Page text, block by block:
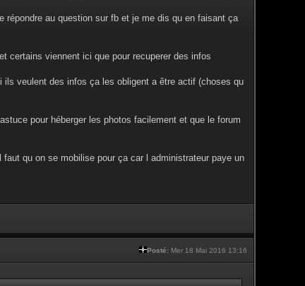
au question sur fb et je me dis qu en faisant ça
certains viennent ici que pour recuperer des infos
veulent des infos ça les obligent a être actif (choses qu
pour héberger les photos facilement et que le forum
qu on se mobilise pour ça car l administrateur paye un
Posté: Mer 18 Mai 2016 13:16